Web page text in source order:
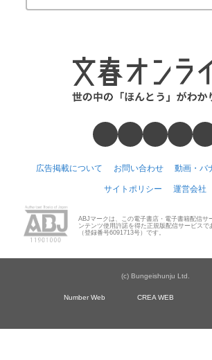
広告掲載について お問い合わせ 動画・バ
サイトポリシー 運営会社
ABJマークは、この電子書店・電子書籍配信サ
ンテンツ使用許諾を得た正規版配信サービスで
（登録番号6091713号）です。
(c) Bungeishunju Ltd.
Number Web CREA WEB